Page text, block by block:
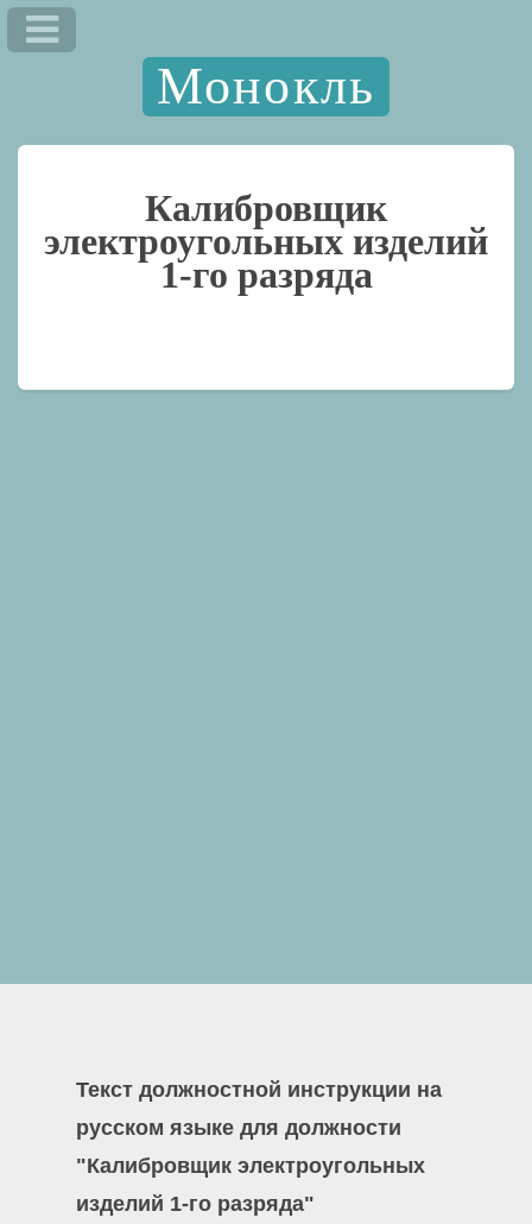
Монокль
Калибровщик
электроугольных изделий
1-го разряда
Текст должностной инструкции на
русском языке для должности
"Калибровщик электроугольных
изделий 1-го разряда"